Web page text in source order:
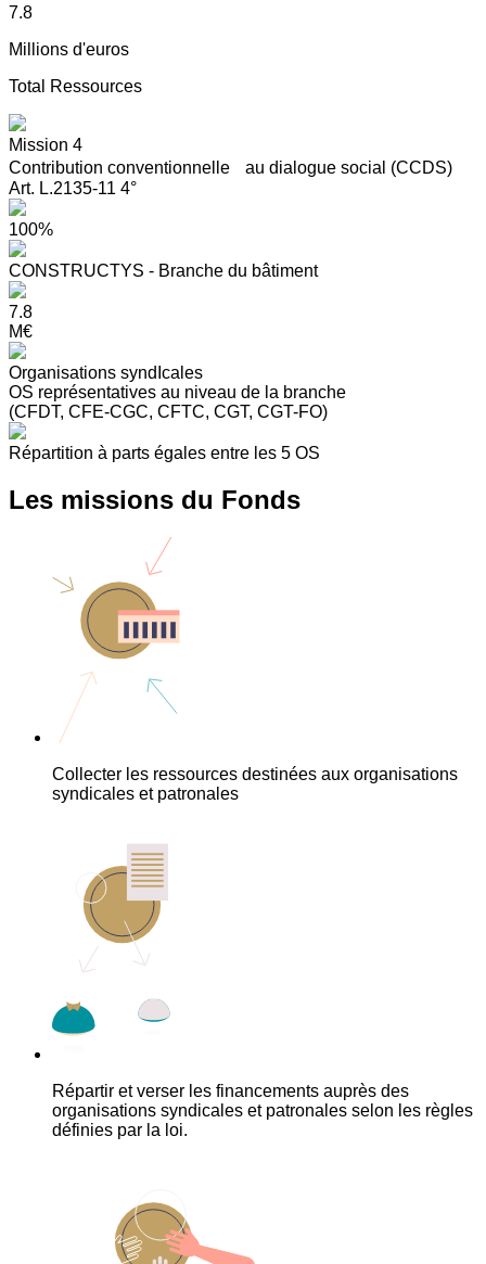
7.8
Millions d'euros
Total Ressources
Mission 4
Contribution conventionnelle au dialogue social (CCDS)
Art. L.2135-11 4°
100%
CONSTRUCTYS - Branche du bâtiment
7.8
M€
Organisations syndIcales
OS représentatives au niveau de la branche
(CFDT, CFE-CGC, CFTC, CGT, CGT-FO)
Répartition à parts égales entre les 5 OS
Les missions du Fonds
Collecter les ressources destinées aux organisations
syndicales et patronales
Répartir et verser les financements auprès des
organisations syndicales et patronales selon les règles
définies par la loi.